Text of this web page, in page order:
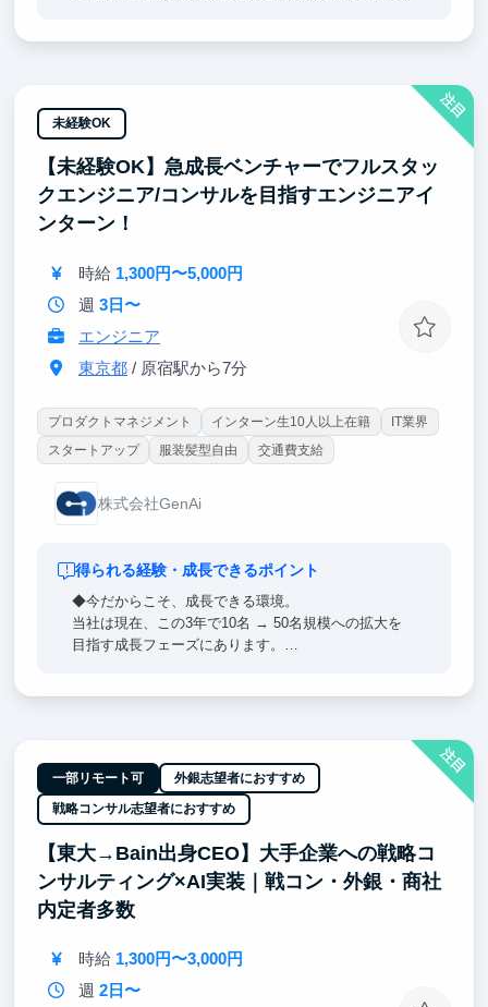
務にはどんどん挑戦できる環境が整っています。
実務経験を積みながら成長でき、就活で武器になるエ
ピソードが得られます。
【学業や学生生活との両立応援】
試験や免許合宿等でまとまったお休みを取ることも可
事業が生まれる・伸びる瞬間を一緒に楽しめる仲間を
お待ちしています！
注目
未経験OK
【未経験OK】急成長ベンチャーでフルスタッ
クエンジニア/コンサルを目指すエンジニアイ
ンターン！
時給 1,300円〜5,000円
週 3日〜
エンジニア
東京都/ 原宿駅から7分
プロダクトマネジメント インターン生10人以上在籍
IT業界
スタートアップ
服装髪型自由 交通費支給
株式会社GenAi
得られる経験・成長できるポイント
◆今だからこそ、成長できる環境。
当社は現在、この3年で10名 → 50名規模への拡大を
目指す成長フェーズにあります。
◆ 自分の手で価値を生み出す力を元に、起業も視野
に。
フロントからバックエンド、インフラ、生成AIの活用
まで─
開発環境には最新のAIを導入しており、「最先端×実
践」で学べるのが特長です。
実際に経験を糧に起業した卒業生もいます。
"自分の手で価値を生み出す力" を本気で身につけたい
人はぜひ。
注目
一部リモート可 外銀志望者におすすめ
戦略コンサル志望者におすすめ
【東大→Bain出身CEO】大手企業への戦略コ
ンサルティング×AI実装｜戦コン・外銀・商社
内定者多数
時給 1,300円〜3,000円
週 2日〜